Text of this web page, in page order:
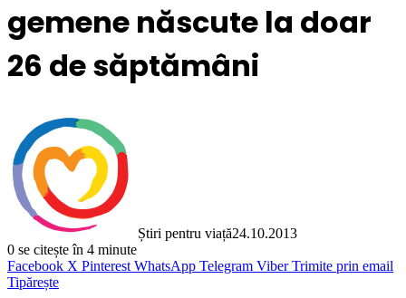
gemene născute la doar
26 de săptămâni
Știri pentru viață24.10.2013
0 se citește în 4 minute
Facebook X Pinterest WhatsApp Telegram Viber Trimite prin email
Tipărește